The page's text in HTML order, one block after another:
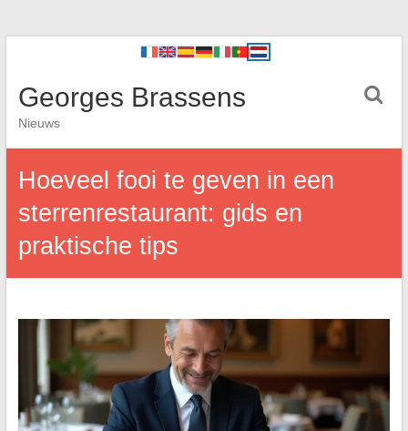
Georges Brassens
Nieuws
Hoeveel fooi te geven in een
sterrenrestaurant: gids en
praktische tips